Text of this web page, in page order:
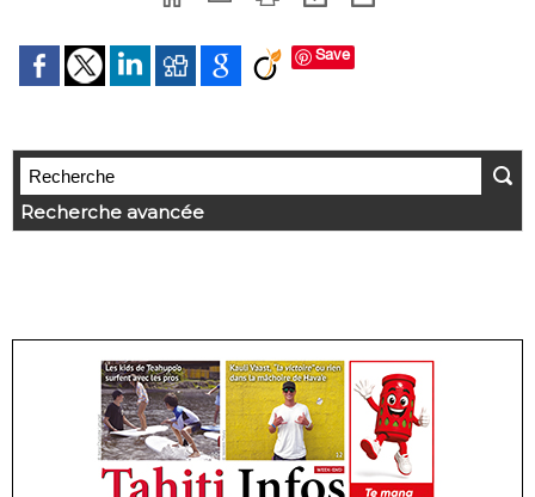
Save
Recherche avancée